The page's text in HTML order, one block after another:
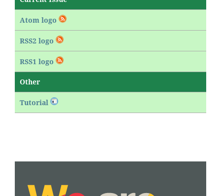
Atom logo
RSS2 logo
RSS1 logo
Other
Tutorial